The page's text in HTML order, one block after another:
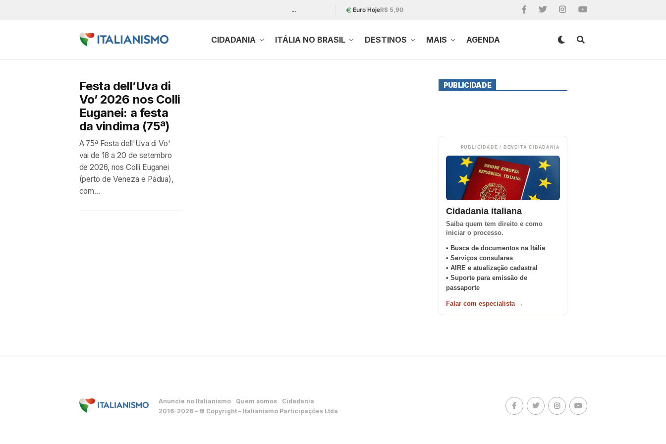
… Euro HojeR$ 5,90
CIDADANIA ITÁLIA NO BRASIL DESTINOS MAIS AGENDA
Festa dell’Uva di
Vo’ 2026 nos Colli
Euganei: a festa
da vindima (75ª)
A 75ª Festa dell'Uva di Vo'
vai de 18 a 20 de setembro
de 2026, nos Colli Euganei
(perto de Veneza e Pádua),
com...
PUBLICIDADE
PUBLICIDADE / BENDITA CIDADANIA
Cidadania italiana
Saiba quem tem direito e como
iniciar o processo.
• Busca de documentos na Itália
• Serviços consulares
• AIRE e atualização cadastral
• Suporte para emissão de
passaporte
Falar com especialista →
Anuncie no Italianismo Quem somos
Cidadania
2016-2026 – © Copyright – Italianismo Participações Ltda